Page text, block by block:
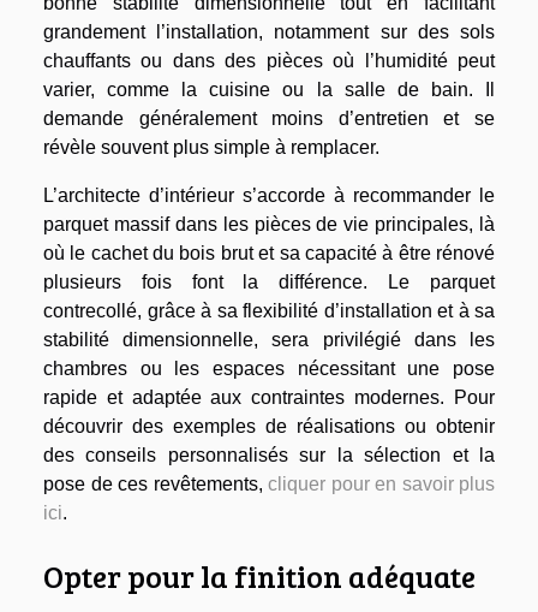
grandement l’installation, notamment sur des sols
chauffants ou dans des pièces où l’humidité peut
varier, comme la cuisine ou la salle de bain. Il
demande généralement moins d’entretien et se
révèle souvent plus simple à remplacer.
L’architecte d’intérieur s’accorde à recommander le
parquet massif dans les pièces de vie principales, là
où le cachet du bois brut et sa capacité à être rénové
plusieurs fois font la différence. Le parquet
contrecollé, grâce à sa flexibilité d’installation et à sa
stabilité dimensionnelle, sera privilégié dans les
chambres ou les espaces nécessitant une pose
rapide et adaptée aux contraintes modernes. Pour
découvrir des exemples de réalisations ou obtenir
des conseils personnalisés sur la sélection et la
pose de ces revêtements, cliquer pour en savoir plus
ici.
Opter pour la finition adéquate